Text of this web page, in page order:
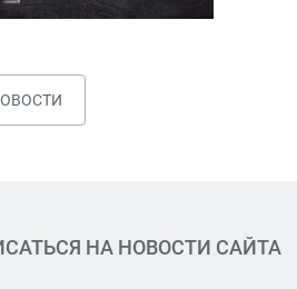
НА НОВОСТИ САЙТА